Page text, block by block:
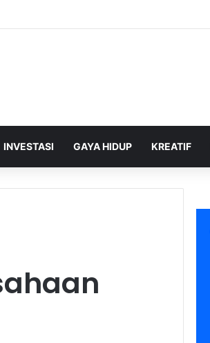
Plus Sabet Tiga Penghargaan CCW 2026
INVESTASI GAYA HIDUP KREATIF